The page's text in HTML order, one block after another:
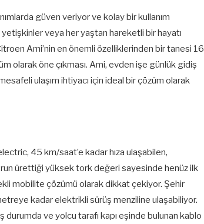
güven veriyor ve kolay bir kullanım
veya her yaştan hareketli bir hayatı
Ami’nin en önemli özelliklerinden bir tanesi 16
olarak öne çıkması. Ami, evden işe günlük gidiş
ulaşım ihtiyacı için ideal bir çözüm olarak
45 km/saat’e kadar hıza ulaşabilen,
ürettiği yüksek tork değeri sayesinde henüz ilk
mobilite çözümü olarak dikkat çekiyor. Şehir
kadar elektrikli sürüş menziline ulaşabiliyor.
ve yolcu tarafı kapı eşinde bulunan kablo